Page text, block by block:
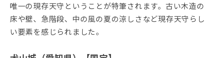
唯一の現存天守ということが特筆されます。古い木造の
床や壁、急階段、中の風の夏の涼しさなど現存天守らし
い要素を感じられました。